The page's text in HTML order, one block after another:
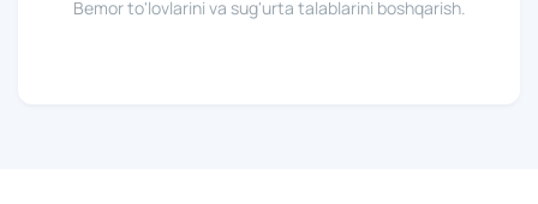
Bemor to'lovlarini va sug'urta talablarini boshqarish.